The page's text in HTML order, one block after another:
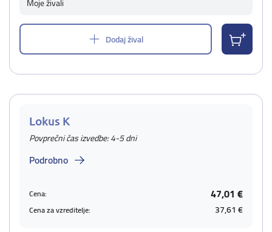
Dodaj žival
Lokus K
Povprečni čas izvedbe: 4-5 dni
Podrobno
Cena: 47,01 €
Cena za vzreditelje: 37,61 €